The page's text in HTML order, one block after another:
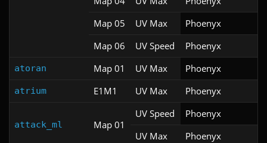
Map 05
UV Max Phoenyx
Map 06
UV Speed Phoenyx
atoran Map 01 UV Max Phoenyx
atrium E1M1 UV Max Phoenyx
attack_ml Map 01
UV Speed Phoenyx
UV Max
Phoenyx